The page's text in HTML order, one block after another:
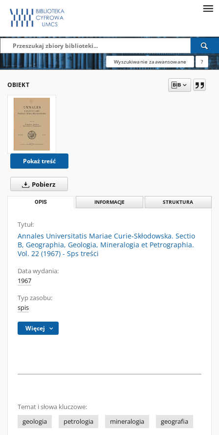
Wyszukiwanie zaawansowane ?
OBIEKT
Pokaż treść
Pobierz
OPIS INFORMACJE STRUKTURA
Tytuł:
Annales Universitatis Mariae Curie-Skłodowska. Sectio
B, Geographia, Geologia, Mineralogia et Petrographia.
Vol. 22 (1967) - Sps treści
Data wydania:
1967
Typ zasobu:
spis
Więcej
Temat i słowa kluczowe:
geologia
petrologia mineralogia geografia